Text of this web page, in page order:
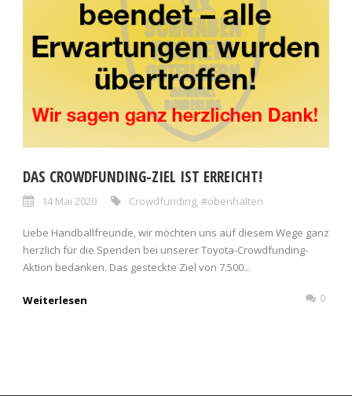
DAS CROWDFUNDING-ZIEL IST ERREICHT!
14 Mai 2020 Crowdfunding #obenhalten
Liebe Handballfreunde, wir möchten uns auf diesem Wege ganz
herzlich für die Spenden bei unserer Toyota-Crowdfunding-
Aktion bedanken. Das gesteckte Ziel von 7.500...
Weiterlesen 0